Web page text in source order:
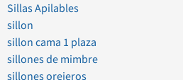
Sillas Apilables
sillon
sillon cama 1 plaza
sillones de mimbre
sillones orejeros